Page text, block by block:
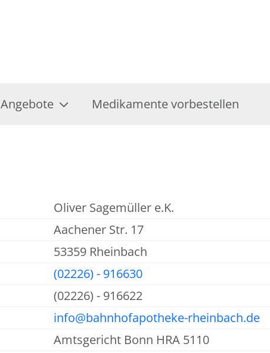
Angebote Medikamente vorbestellen
Oliver Sagemüller e.K.
Aachener Str. 17
53359 Rheinbach
(02226) - 916630
(02226) - 916622
info@bahnhofapotheke-rheinbach.de
Amtsgericht Bonn HRA 5110